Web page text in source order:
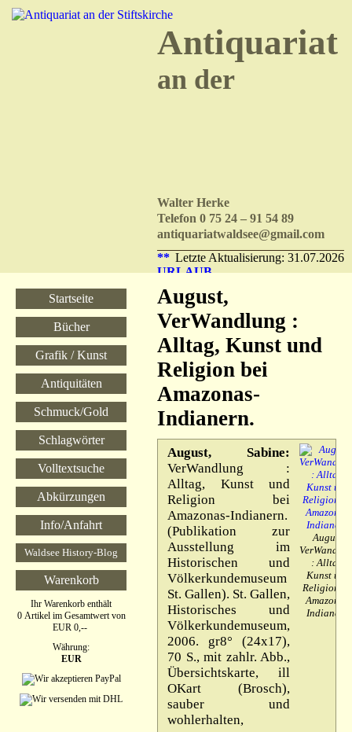
Antiquariat
an der
Walter Herke
Telefon 0 75 24 – 91 54 89
antiquariatwaldsee@gmail.com
Letzte Aktualisierung: 31.07.2026
**
URLAUB
nächster
Versand
am
10.
August
**
NEU:
BITCOIN
akzeptiert
**
Startseite
Bücher
Grafik / Kunst
Antiquitäten
Schmuck/Gold
Schlagwörter
Volltextsuche
Abkürzungen
Info/Anfahrt
Waldsee History-Blog
Warenkorb
Ihr Warenkorb enthält
0 Artikel im Gesamtwert von
EUR 0,--
Währung:
EUR
August,
VerWandlung :
Alltag, Kunst und
Religion bei
Amazonas-
Indianern.
August, Sabine:
VerWandlung :
Alltag, Kunst und
Religion bei
Amazonas-Indianern.
(Publikation zur
Ausstellung im
Historischen und
Völkerkundemuseum
St. Gallen). St. Gallen,
Historisches und
Völkerkundemuseum,
2006. gr8° (24x17),
70 S., mit zahlr. Abb.,
Übersichtskarte, ill
OKart (Brosch),
sauber und
wohlerhalten,
August,
: Alltag,
Kunst und
Religion
Amazonas-
Indianern.